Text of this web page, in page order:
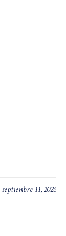
septiembre 11, 2025